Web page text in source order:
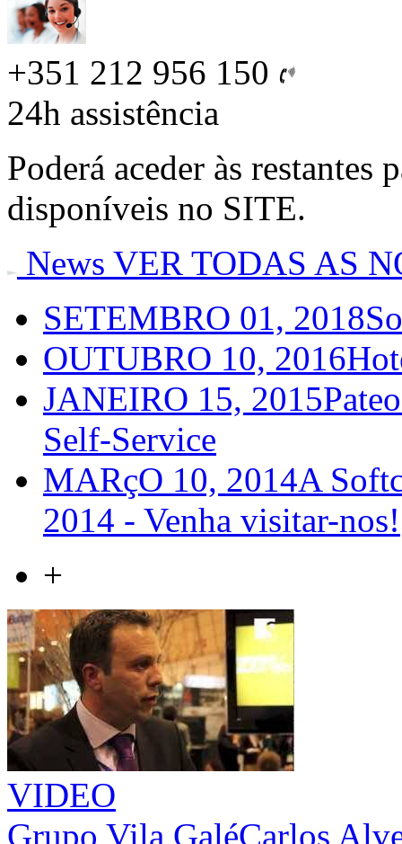
+351 212 956 150
24h assistência
Poderá aceder às restantes
disponíveis no SITE.
News VER TODAS AS
SETEMBRO 01, 2018
OUTUBRO 10, 2016
JANEIRO 15, 2015
Self-Service
MARçO 10, 2014A
2014 - Venha visitar-nos!
+
VIDEO
Grupo Vila GaléCarlos